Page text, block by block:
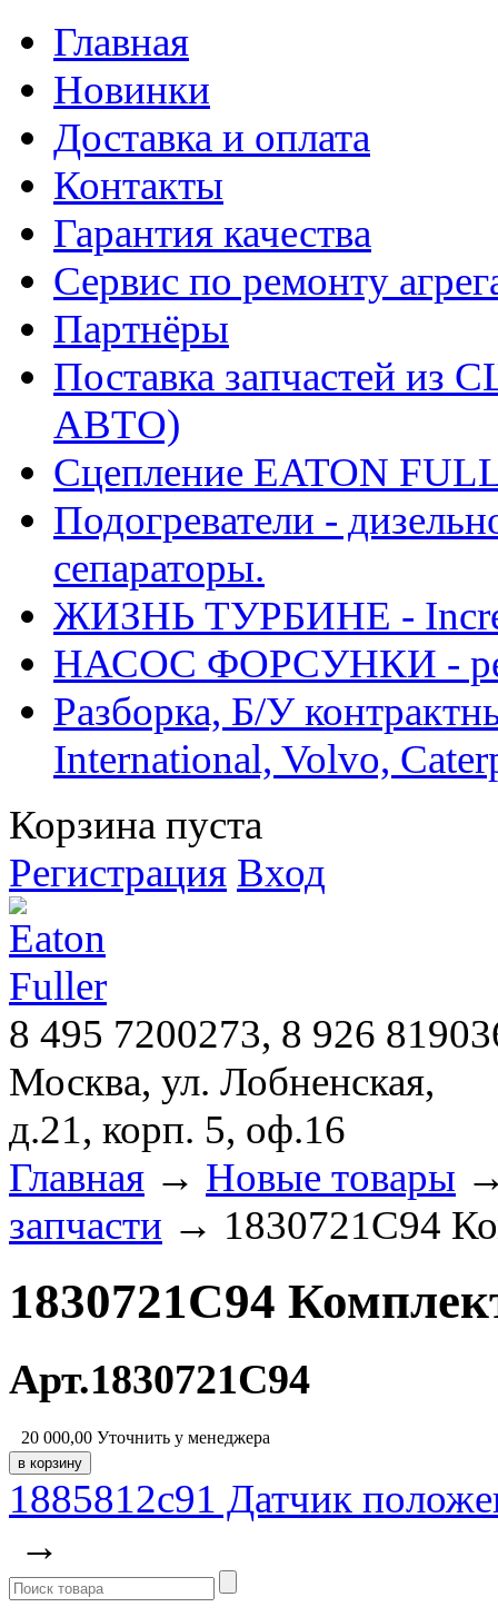
Главная
Новинки
Доставка и оплата
Контакты
Гарантия качества
Сервис по ремонту
Партнёры
Поставка запчастей
АВТО)
Сцепление EATON
Подогреватели -
сепараторы.
ЖИЗНЬ ТУРБИНЕ -
НАСОС ФОРСУНКИ -
Разборка, Б/У
International, Volvo,
Корзина пуста
Регистрация Вход
8 495 7200273, 8 926
Москва, ул. Лобненская,
д.21, корп. 5, оф.16
Главная → Новые товары
запчасти → 1830721C94
1830721C94
Арт.1830721C94
20 000,00 Уточнить у менеджера
1885812c91 Датчик
→